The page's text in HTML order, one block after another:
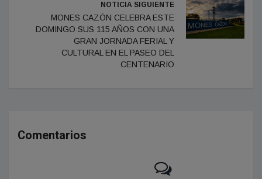
NOTICIA SIGUIENTE
MONES CAZÓN CELEBRA ESTE
DOMINGO SUS 115 AÑOS CON UNA
GRAN JORNADA FERIAL Y
CULTURAL EN EL PASEO DEL
CENTENARIO
Comentarios